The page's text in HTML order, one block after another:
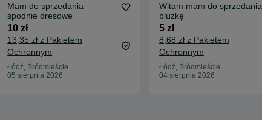
Mam do sprzedania
spodnie dresowe
10 zł
13,35 zł z Pakietem
Ochronnym
Łódź, Śródmieście
05 sierpnia 2026
Witam mam do sprzedania
bluzkę
5 zł
8,68 zł z Pakietem
Ochronnym
Łódź, Śródmieście
04 sierpnia 2026